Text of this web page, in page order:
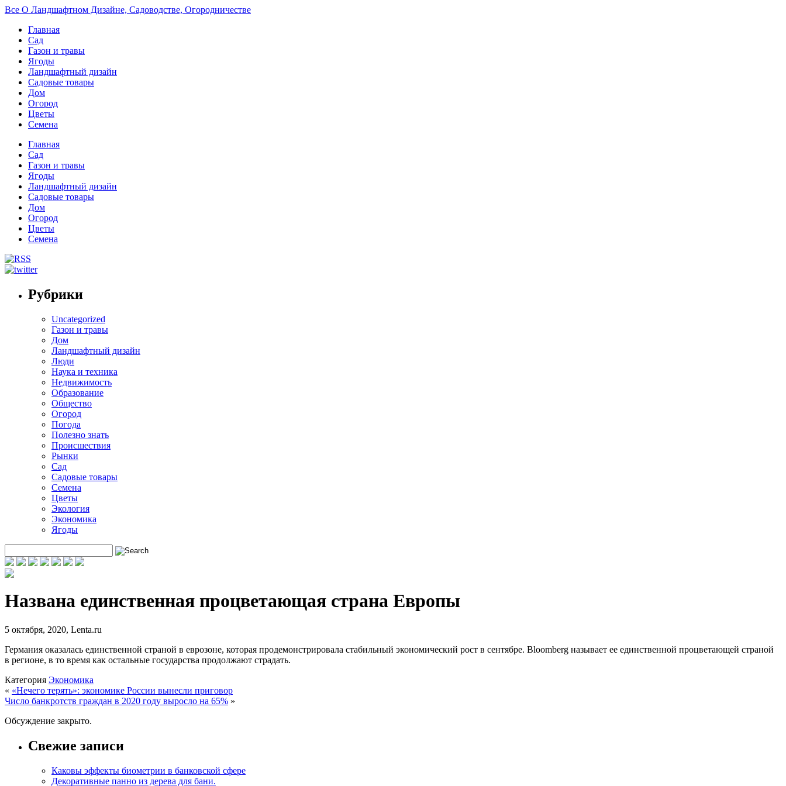
Все О Ландшафтном Дизайне, Садоводстве, Огородничестве
Главная
Сад
Газон и травы
Ягоды
Ландшафтный дизайн
Садовые товары
Дом
Огород
Цветы
Семена
Главная
Сад
Газон и травы
Ягоды
Ландшафтный дизайн
Садовые товары
Дом
Огород
Цветы
Семена
Рубрики
Uncategorized
Газон и травы
Дом
Ландшафтный дизайн
Люди
Наука и техника
Недвижимость
Образование
Общество
Огород
Погода
Полезно знать
Происшествия
Рынки
Сад
Садовые товары
Семена
Цветы
Экология
Экономика
Ягоды
Названа единственная процветающая страна Европы
5 октября, 2020, Lenta.ru
Германия оказалась единственной страной в еврозоне, которая продемонстрировала стабильный экономический рост в сентябре. Bloomberg называет ее единственной процветающей страной
в регионе, в то время как остальные государства продолжают страдать.
Категория Экономика
« «Нечего терять»: экономике России вынесли приговор
Число банкротств граждан в 2020 году выросло на 65% »
Обсуждение закрыто.
Свежие записи
Каковы эффекты биометрии в банковской сфере
Декоративные панно из дерева для бани.